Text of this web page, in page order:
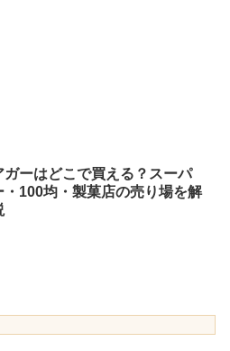
ガーはどこで買える？スーパ
・100均・製菓店の売り場を解